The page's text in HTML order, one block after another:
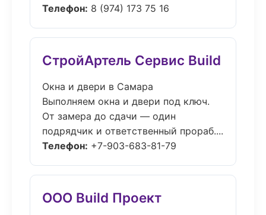
Телефон: 8 (974) 173 75 16
СтройАртель Сервис Build
Окна и двери в Самара
Выполняем окна и двери под ключ.
От замера до сдачи — один
подрядчик и ответственный прораб....
Телефон: +7-903-683-81-79
ООО Build Проект